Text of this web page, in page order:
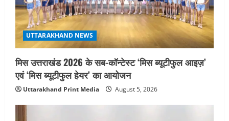
UTTARAKHAND NEWS
मिस उत्तराखंड 2026 के सब-कॉन्टेस्ट ‘मिस ब्यूटीफुल आइज़’
एवं ‘मिस ब्यूटीफुल हेयर’ का आयोजन
Uttarakhand Print Media August 5, 2026